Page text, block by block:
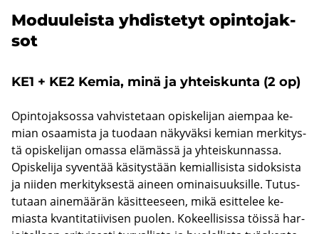
Mo­duu­leis­ta yh­dis­te­tyt opin­to­jak­
sot
KE1 + KE2 Kemia, minä ja yh­teis­kun­ta (2 op)
Opin­to­jak­sos­sa vah­vis­te­taan opis­ke­li­jan ai­em­paa ke­
mian osaa­mis­ta ja tuo­daan nä­ky­väk­si ke­mian mer­ki­tys­
tä opis­ke­li­jan omas­sa elä­mäs­sä ja yh­teis­kun­nas­sa.
Opis­ke­li­ja sy­ven­tää kä­si­tys­tään ke­mial­li­sis­ta si­dok­sis­ta
ja nii­den mer­ki­tyk­ses­tä ai­neen omi­nai­suuk­sil­le. Tu­tus­
tu­taan ai­ne­mää­rän kä­sit­tee­seen, mikä esit­te­lee ke­
mias­ta kvan­ti­ta­tii­vi­sen puo­len. Ko­keel­li­sis­sa töis­sä har­